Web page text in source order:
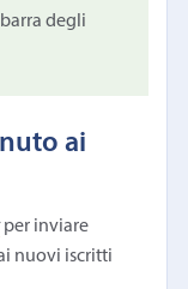
degli
ai
per inviare
nuovi iscritti